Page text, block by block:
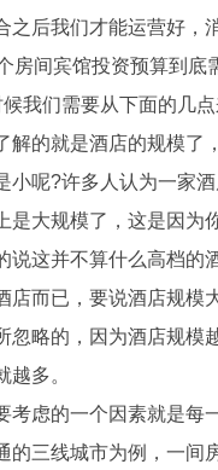
之后我们才能运营好，
房间宾馆投资预算到底
我们需要从下面的几点
解的就是酒店的规模了
小呢?许多人认为一家
是大规模了，这是因为
说这并不算什么高档的
店而已，要说酒店规模
忽略的，因为酒店规模
越多。
考虑的一个因素就是每
的三线城市为例，一间